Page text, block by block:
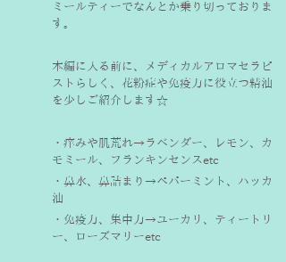
ミールティーでなんとか乗り切っておりま
す。
本編に入る前に、メディカルアロマセラピ
ストらしく、花粉症や免疫力に役立つ精油
を少しご紹介します☆
・痒みや肌荒れ→ラベンダー、レモン、カ
モミール、フランキンセンスetc
・鼻水、鼻詰まり→ペパーミント、ハッカ
油
・免疫力、集中力→ユーカリ、ティートリ
ー、ローズマリーetc